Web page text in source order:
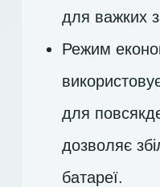
для важких
Режим
для
дозволяє
батареї.